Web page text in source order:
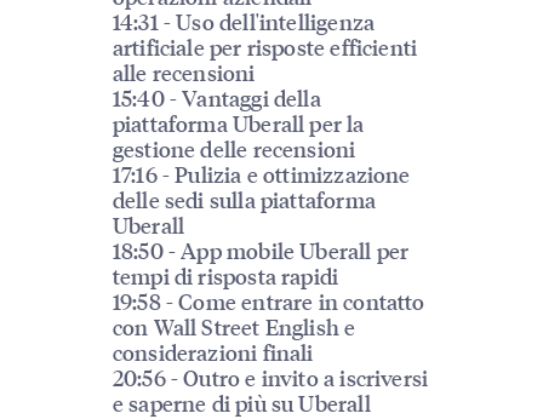
14:31 - Uso dell'intelligenza
artificiale per risposte efficienti
alle recensioni
15:40 - Vantaggi della
piattaforma Uberall per la
gestione delle recensioni
17:16 - Pulizia e ottimizzazione
delle sedi sulla piattaforma
Uberall
18:50 - App mobile Uberall per
tempi di risposta rapidi
19:58 - Come entrare in contatto
con Wall Street English e
considerazioni finali
20:56 - Outro e invito a iscriversi
e saperne di più su Uberall